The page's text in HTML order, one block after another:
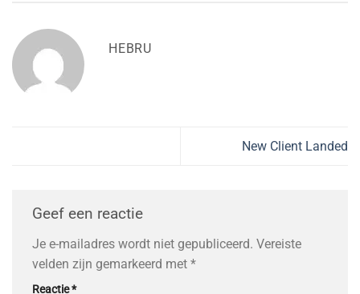
HEBRU
New Client Landed
Geef een reactie
Je e-mailadres wordt niet gepubliceerd. Vereiste
velden zijn gemarkeerd met *
Reactie*